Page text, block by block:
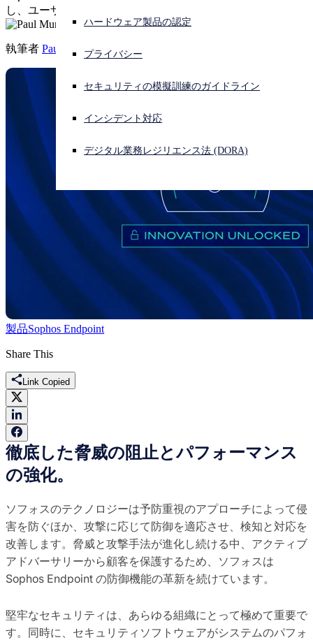
サイバー攻撃を受けている場合、連絡先はこちら
サインイン
日本語
ハードウェア製品の認定
プライバシー
セキュリティの模擬訓練のガイドライン
インシデント対応
デジタル業務レジリエンス法 (DORA)
し、ユーザーエクスペリエンスを大幅に改善しました。
執筆者 Paul Murray
製品Sophos Endpoint
Share This
Link Copied
徹底した脅威の阻止とパフォーマンス
の強化。
ソフォスのテクノロジーは予防重視のアプローチによって侵
害を防ぐほか、攻撃に応じて防御を適応させ、検知と対応を
改善します。脅威と攻撃手法が進化し続ける中、アクティブ
アドバーサリーから顧客を保護するため、ソフォスは
Sophos Endpoint の防御機能の革新を続けています。
堅牢なセキュリティは、あらゆる組織にとって極めて重要で
す。同時に、セキュリティソフトウェアがシステムのパフォ